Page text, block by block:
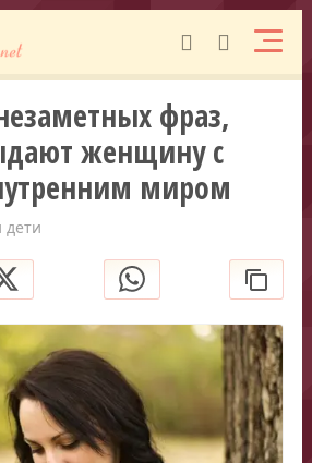
фраз,
женщину с
миром
дети